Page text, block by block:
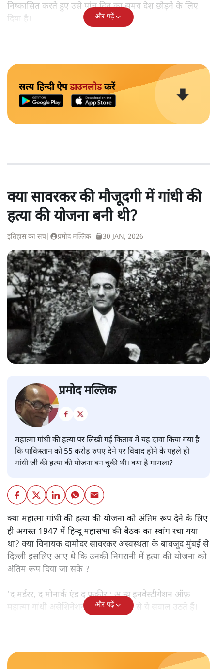
निष्कासित करते हुए उसे पांच दिन का समय देश छोड़ने के लिए
दिया है।
और पढ़ें
सत्य हिन्दी ऐपडाउनलोडकरें
क्या सावरकर की मौजूदगी में गांधी की
हत्या की योजना बनी थी?
इतिहास का सच प्रमोद मल्लिक 30 JAN, 2026
प्रमोद मल्लिक
महात्मा गांधी की हत्या पर लिखी गई किताब में यह दावा किया गया है
कि पाकिस्तान को 55 करोड़ रुपए देने पर विवाद होने के पहले ही
गांधी जी की हत्या की योजना बन चुकी थी। क्या है मामला?
क्या महात्मा गांधी की हत्या की योजना को अंतिम रूप देने के लिए
ही अगस्त 1947 में हिन्दू महासभा की बैठक का स्वांग रचा गया
था? क्या विनायक दामोदर सावरकर अस्वस्थता के बावजूद मुंबई से
दिल्ली इसलिए आए थे कि उनकी निगरानी में हत्या की योजना को
अंतिम रूप दिया जा सके ?
'द मर्डरर, द मोनार्क एंड द फ़कीर : अ न्यू इनवेस्टीगेशन ऑफ़
महात्मा गांधी असेशिनेशन' नामक किताब से ये सवाल उठते हैं।
और पढ़ें